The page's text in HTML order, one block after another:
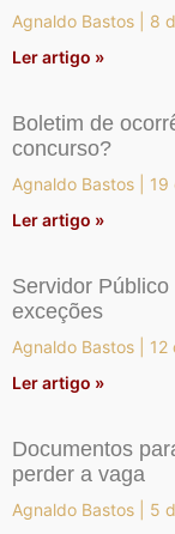
Agnaldo Bastos
8
Ler artigo »
Boletim de
concurso?
Agnaldo Bastos
19
Ler artigo »
Servidor
exceções
Agnaldo Bastos
12
Ler artigo »
Documentos
perder a vaga
Agnaldo Bastos
5